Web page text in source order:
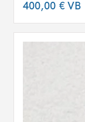
400,00 €VB